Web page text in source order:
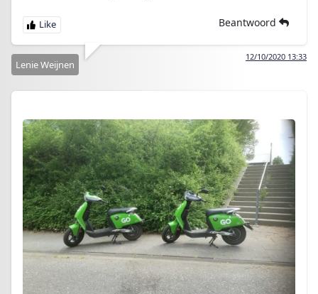
Beantwoord
12/10/2020 13:33
Lenie Weijnen